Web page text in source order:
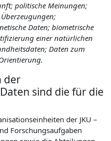
politische Meinungen;
Daten; biometrische
einer natürlichen
Daten zum
der
sind die für die
der JKU –
Forschungsaufgaben